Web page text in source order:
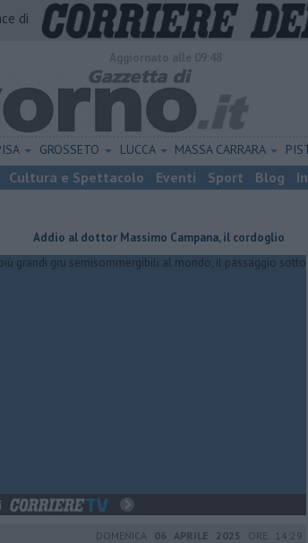
di
GROSSETO LUCCA MASSA CARRARA
Cultura e Spettacolo Eventi Sport Blog
al dottor Massimo Campana, il cordoglio Gara
DOMENICA 06 APRILE 2025 ORE 14:29